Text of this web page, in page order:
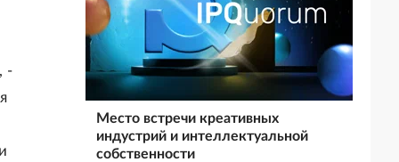
-
Место встречи креативных
индустрий и интеллектуальной
собственности